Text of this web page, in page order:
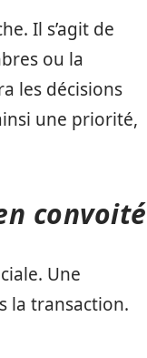
Il s’agit de
ou la
les décisions
une priorité,
convoité
Une
la transaction.